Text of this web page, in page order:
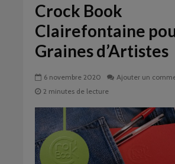
Crock Book
Clairefontaine
Graines d’Artistes
6 novembre 2020
Ajouter un
2 minutes de lecture